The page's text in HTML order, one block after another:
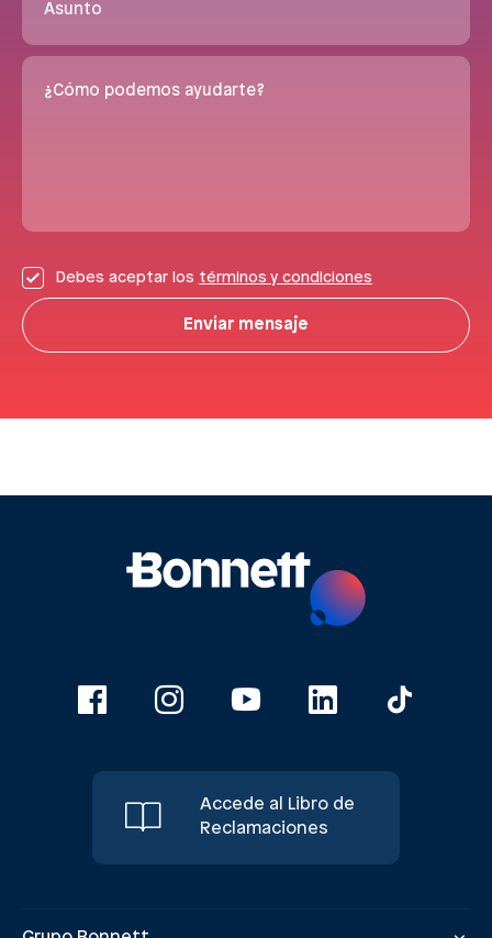
Asunto
¿Cómo podemos ayudarte?
Debes aceptar los términos y condiciones
Enviar mensaje
Accede al Libro de
Reclamaciones